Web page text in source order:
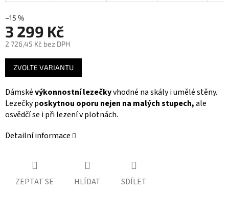
–15 %
3 299 Kč
2 726,45 Kč bez DPH
Měrná
cena:
ZVOLTE VARIANTU
Dámskévýkonnostní lezečkyvhodné na skály i umělé stěny.
Lezečky poskytnou oporu nejen na malých stupech,ale
osvědčí se i při lezení v plotnách.
Detailní informace
ZEPTAT SE HLÍDAT SDÍLET